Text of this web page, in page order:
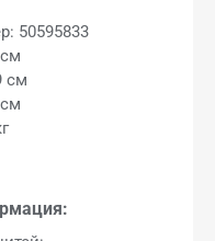
50595833
см